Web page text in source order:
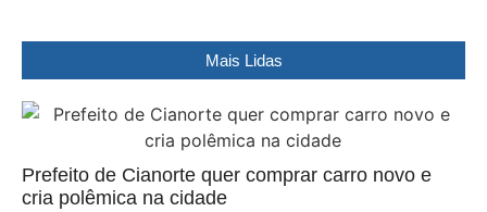
Mais Lidas
Prefeito de Cianorte quer comprar carro novo e
cria polêmica na cidade